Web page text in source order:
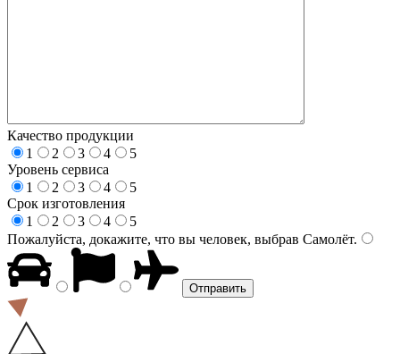
Качество продукции
1
2 3 4
5
Уровень сервиса
1
2 3 4
5
Срок изготовления
1
2 3 4
5
Пожалуйста, докажите, что вы человек, выбрав Самолёт.